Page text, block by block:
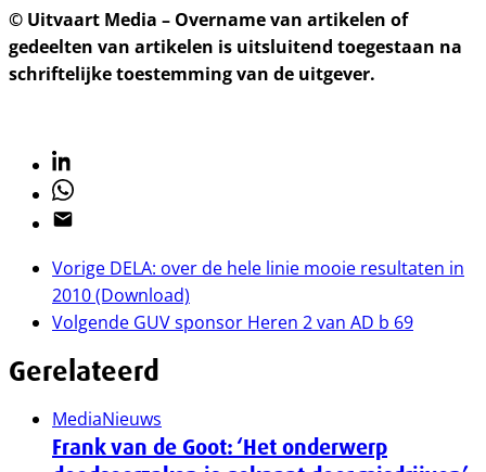
© Uitvaart Media – Overname van artikelen of
gedeelten van artikelen is uitsluitend toegestaan na
schriftelijke toestemming van de uitgever.
Linkedin
Whatsapp
Email
Vorige DELA: over de hele linie mooie resultaten in
2010 (Download)
Volgende GUV sponsor Heren 2 van AD b 69
Gerelateerd
MediaNieuws
Frank van de Goot: ‘Het onderwerp